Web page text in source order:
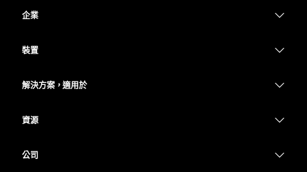
企業
裝置
解決方案，適用於
資源
公司